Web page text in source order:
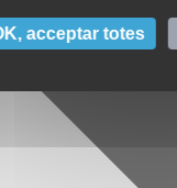
acceptar totes